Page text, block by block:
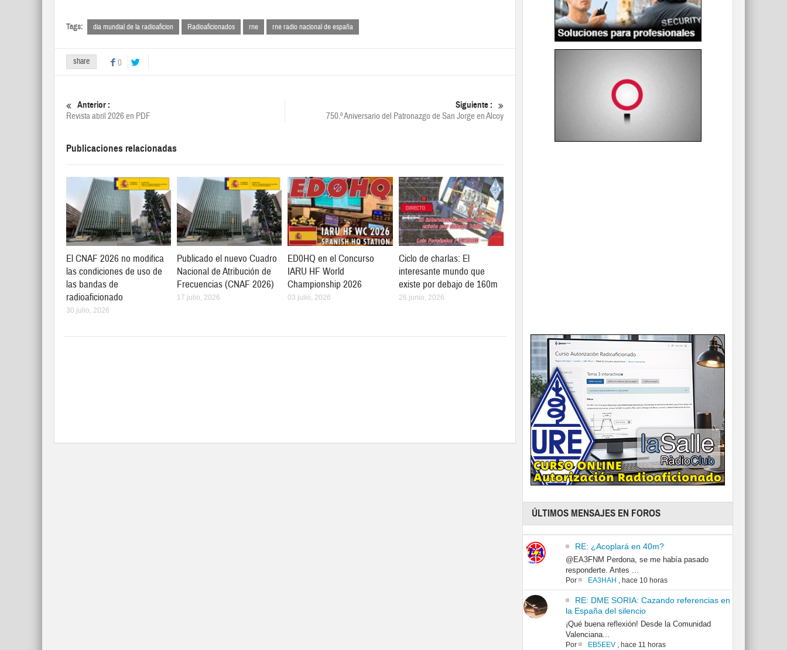
Tags: dia mundial de la radioaficion Radioaficionados rne rne radio nacional de españa
share 0
Anterior :
Revista abril 2026 en PDF
Siguiente :
750.º Aniversario del Patronazgo de San Jorge en Alcoy
Publicaciones relacionadas
El CNAF 2026 no modifica
las condiciones de uso de
las bandas de
radioaficionado
30 julio, 2026
Publicado el nuevo Cuadro
Nacional de Atribución de
Frecuencias (CNAF 2026)
17 julio, 2026
ED0HQ en el Concurso
IARU HF World
Championship 2026
03 julio, 2026
Ciclo de charlas: El
interesante mundo que
existe por debajo de 160m
26 junio, 2026
ÚLTIMOS MENSAJES EN FOROS
RE: ¿Acoplará en 40m?
@EA3FNM Perdona, se me había pasado
responderte. Antes ...
Por EA3HAH , hace 10 horas
RE: DME SORIA: Cazando referencias en
la España del silencio
¡Qué buena reflexión! Desde la Comunidad
Valenciana...
Por EB5EEV, hace 11 horas